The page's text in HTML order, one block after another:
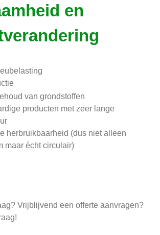
en
van grondstoffen
producten met zeer lange
herbruikbaarheid (dus niet alleen
maar écht circulair)
Vrijblijvend een offerte aanvragen?